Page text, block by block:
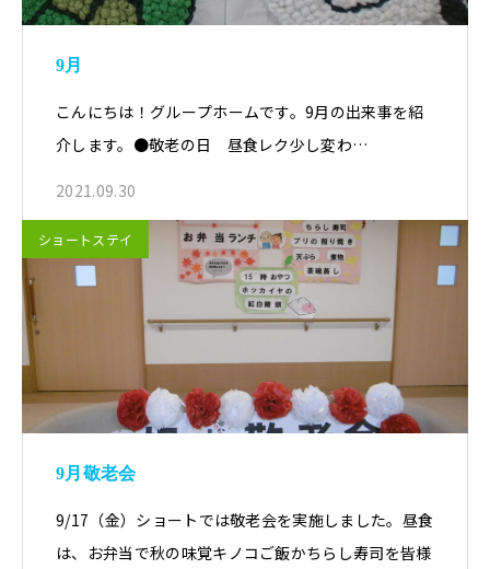
9月
こんにちは！グループホームです。9月の出来事を紹
介します。●敬老の日 昼食レク少し変わ…
2021.09.30
ショートステイ
9月敬老会
9/17（金）ショートでは敬老会を実施しました。昼食
は、お弁当で秋の味覚キノコご飯かちらし寿司を皆様